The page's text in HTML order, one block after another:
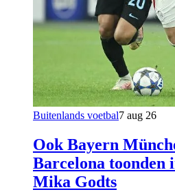
Buitenlands voetbal7 aug 26
Ook Bayern
Barcelona toonden
Mika Godts